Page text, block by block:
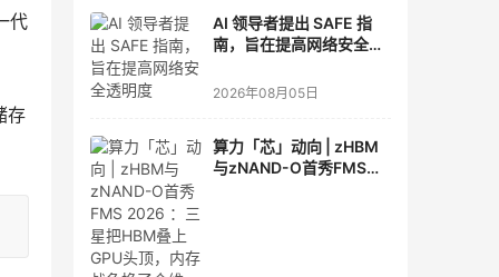
代
存
AI 领导者提出 SAFE 指
南，旨在提高网络安全透
2026年08月05日
算力「芯」动向 | zHBM
与zNAND-O首秀FMS